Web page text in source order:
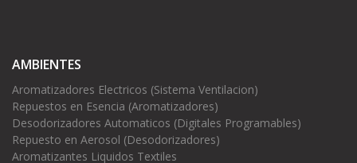
AMBIENTES
Aromatizadores Electricos (Sistema Ventilacion)
Repuestos en Esencia (Aromatizadores)
Desodorizadores Automaticos (Digitales Programables)
Repuesto en Aerosol (Desodorizadores)
Aromatizantes Liquidos Textiles